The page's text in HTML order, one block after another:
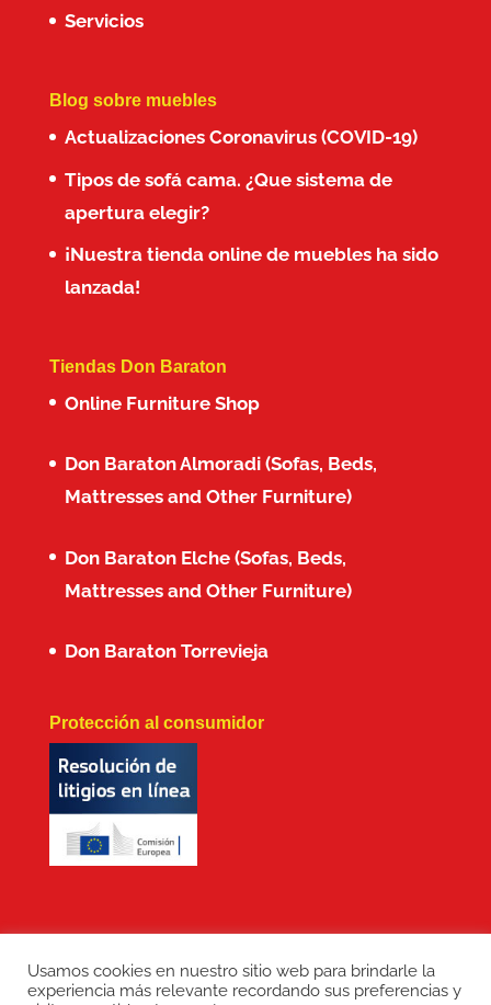
Servicios
Blog sobre muebles
Actualizaciones Coronavirus (COVID-19)
Tipos de sofá cama. ¿Que sistema de
apertura elegir?
¡Nuestra tienda online de muebles ha sido
lanzada!
Tiendas Don Baraton
Online Furniture Shop
Don Baraton Almoradi (Sofas, Beds,
Mattresses and Other Furniture)
Don Baraton Elche (Sofas, Beds,
Mattresses and Other Furniture)
Don Baraton Torrevieja
Protección al consumidor
Usamos cookies en nuestro sitio web para brindarle la
experiencia más relevante recordando sus preferencias y